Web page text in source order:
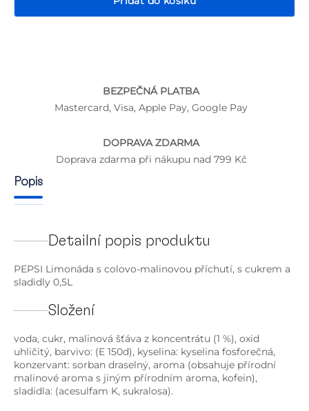
BEZPEČNÁ PLATBA
Mastercard, Visa, Apple Pay, Google Pay
DOPRAVA ZDARMA
Doprava zdarma při nákupu nad 799 Kč
Popis
Detailní popis produktu
PEPSI Limonáda s colovo-malinovou příchutí, s cukrem a
sladidly 0,5L
Složení
voda, cukr, malinová šťáva z koncentrátu (1 %), oxid
uhličitý, barvivo: (E 150d), kyselina: kyselina fosforečná,
konzervant: sorban draselný, aroma (obsahuje přírodní
malinové aroma s jiným přírodním aroma, kofein),
sladidla: (acesulfam K, sukralosa).